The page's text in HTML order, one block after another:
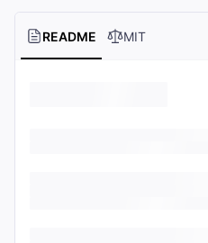
README MIT